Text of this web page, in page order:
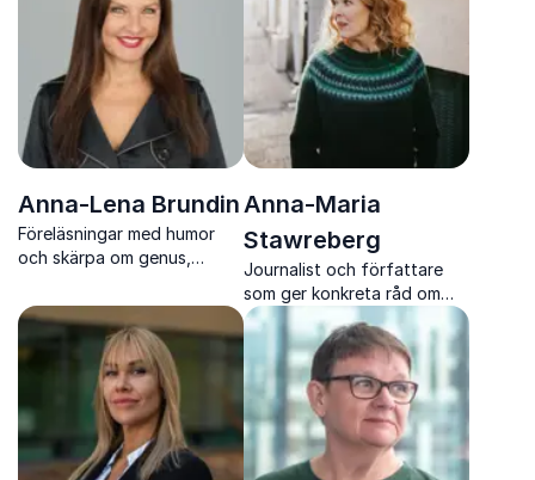
Anna-Lena Brundin
Föreläsningar med humor
och skärpa om genus,
Lena Brundin
Anna-Maria
Stawreberg
Journalist och författare
som ger konkreta råd om
prepping och krisberedskap